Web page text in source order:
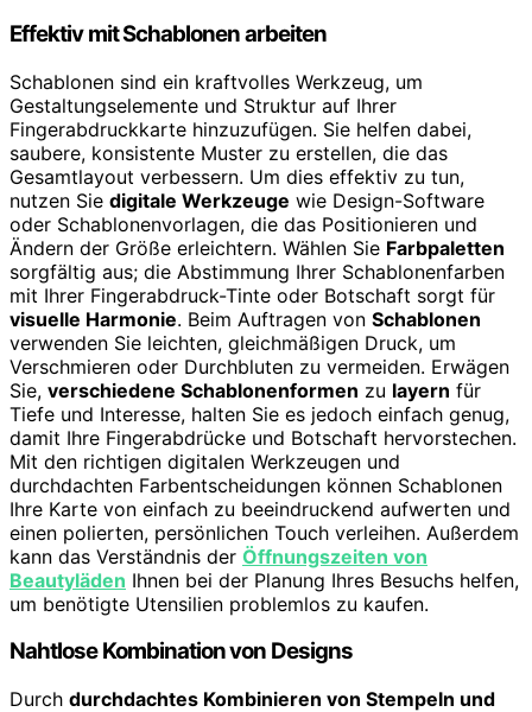
Effektiv mit Schablonen arbeiten
Schablonen sind ein kraftvolles Werkzeug, um
Gestaltungselemente und Struktur auf Ihrer
Fingerabdruckkarte hinzuzufügen. Sie helfen dabei,
saubere, konsistente Muster zu erstellen, die das
Gesamtlayout verbessern. Um dies effektiv zu tun,
nutzen Sie digitale Werkzeuge wie Design-Software
oder Schablonenvorlagen, die das Positionieren und
Ändern der Größe erleichtern. Wählen Sie Farbpaletten
sorgfältig aus; die Abstimmung Ihrer Schablonenfarben
mit Ihrer Fingerabdruck-Tinte oder Botschaft sorgt für
visuelle Harmonie. Beim Auftragen von Schablonen
verwenden Sie leichten, gleichmäßigen Druck, um
Verschmieren oder Durchbluten zu vermeiden. Erwägen
Sie, verschiedene Schablonenformen zu layern für
Tiefe und Interesse, halten Sie es jedoch einfach genug,
damit Ihre Fingerabdrücke und Botschaft hervorstechen.
Mit den richtigen digitalen Werkzeugen und
durchdachten Farbentscheidungen können Schablonen
Ihre Karte von einfach zu beeindruckend aufwerten und
einen polierten, persönlichen Touch verleihen. Außerdem
kann das Verständnis der Öffnungszeiten von
Beautyläden Ihnen bei der Planung Ihres Besuchs helfen,
um benötigte Utensilien problemlos zu kaufen.
Nahtlose Kombination von Designs
Durch durchdachtes Kombinieren von Stempeln und